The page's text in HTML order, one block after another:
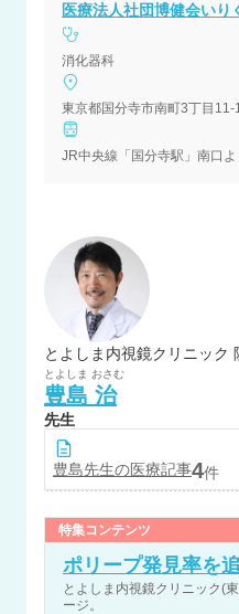
医療法人社団博健会い
消化器科
東京都国分寺市南町3丁目
JR中央線「国分寺駅」南口
とよしま内視鏡クリニック
とよしま おさむ
豊島 治
先生
豊島先生の医療記事4件
特集コンテンツ
ポリープ発見率を
とよしま内視鏡クリニック(
ージ。